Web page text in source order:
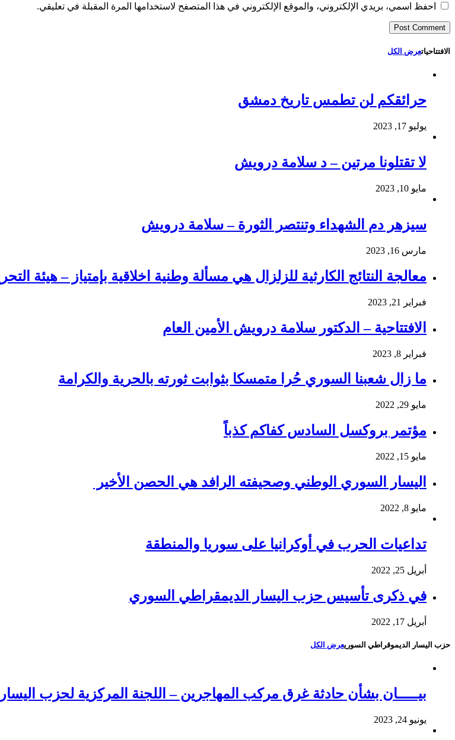
احفظ اسمي، بريدي الإلكتروني، والموقع الإلكتروني في هذا المتصفح لاستخدامها المرة المقبلة في تعليقي.
الافتتاحياتعرض الكل
حرائقكم لن تطمس تاريخ دمشق
يوليو 17, 2023
لا تقتلونا مرتين – د سلامة درويش
مايو 10, 2023
سيزهر دم الشهداء وتنتصر الثورة – سلامة درويش
مارس 16, 2023
معالجة النتائج الكارثية للزلزال هي مسألة وطنية اخلاقية بإمتياز – هيئة
فبراير 21, 2023
الافتتاحية – الدكتور سلامة درويش الأمين العام
فبراير 8, 2023
ما زال شعبنا السوري حُرا متمسكا بثوابت ثورته بالحرية والكرامة
مايو 29, 2022
مؤتمر بروكسل السادس كفاكم كذباً
مايو 15, 2022
اليسار السوري الوطني وصحيفته الرافد هي الحصن الأخير
مايو 8, 2022
تداعيات الحرب في أوكرانيا على سوريا والمنطقة
أبريل 25, 2022
في ذكرى تأسيس حزب اليسار الديمقراطي السوري
أبريل 17, 2022
حزب اليسار الديموقراطي السوريعرض الكل
بيـــــان بشأن حادثة غرق مركب المهاجرين – اللجنة المركزية لحزب
يونيو 24, 2023